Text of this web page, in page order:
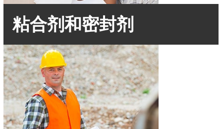
粘合剂和密封剂